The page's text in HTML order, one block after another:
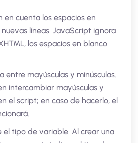
en cuenta los espacios en
líneas. JavaScript ignora
los espacios en blanco
entre mayúsculas y minúsculas.
intercambiar mayúsculas y
el script; en caso de hacerlo, el
el tipo de variable. Al crear una